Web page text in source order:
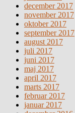
december 2017
november 2017
oktober 2017
september 2017
august 2017
juli 2017
juni 2017
maj 2017
april 2017
marts 2017
februar 2017
januar 2017